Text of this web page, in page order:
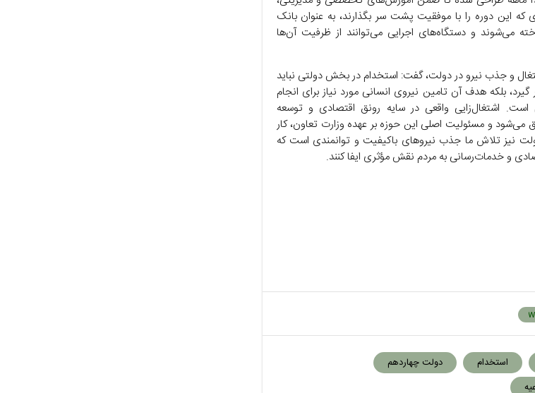
که این دوره را با موفقیت پشت سر بگذارند، به عنوان بانک
می‌شوند و دستگاه‌های اجرایی می‌توانند از ظرفیت آن‌ها
و جذب نیرو در دولت، گفت: استخدام در بخش دولتی نباید
گیرد، بلکه هدف آن تامین نیروی انسانی مورد نیاز برای انجام
است. اشتغال‌زایی واقعی در سایه رونق اقتصادی و توسعه
و مسئولیت اصلی این حوزه بر عهده وزارت تعاون، کار
نیز تلاش ما جذب نیروهای باکیفیت و توانمندی است که
و خدمات‌رسانی به مردم نقش مؤثری ایفا کنند.
استخدام
دولت چهاردهم